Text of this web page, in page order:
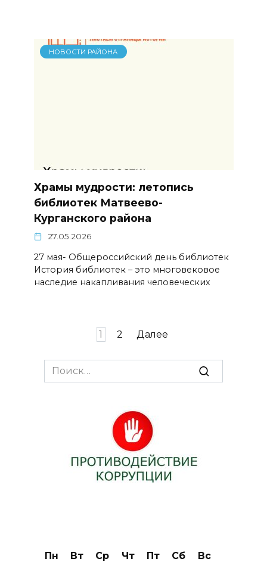
НОВОСТИ РАЙОНА
Храмы мудрости: летопись
библиотек Матвеево-
Курганского района
27.05.2026
27 мая- Общероссийский день библиотек
История библиотек – это многовековое
наследие накапливания человеческих
1 2 Далее
Search
for:
Пн Вт Ср Чт Пт Сб
Вс